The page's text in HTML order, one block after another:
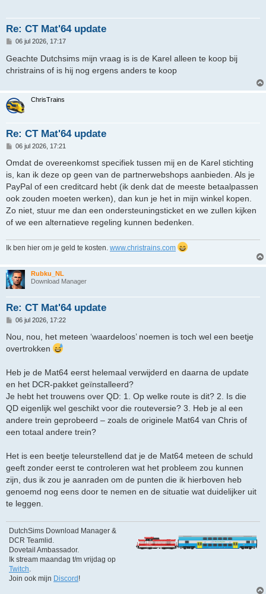
Re: CT Mat'64 update
B
r
c
06 jul 2026, 17:17
Geachte Dutchsims mijn vraag is is de Karel alleen te koop bij
christrains of is hij nog ergens anders te koop
ChrisTrains
Re: CT Mat'64 update
B
r
c
h
t
06 jul 2026, 17:21
Omdat de overeenkomst specifiek tussen mij en de Karel stichting
is, kan ik deze op geen van de partnerwebshops aanbieden. Als je
PayPal of een creditcard hebt (ik denk dat de meeste betaalpassen
ook zouden moeten werken), dan kun je het in mijn winkel kopen.
Zo niet, stuur me dan een ondersteuningsticket en we zullen kijken
of we een alternatieve regeling kunnen bedenken.
Ik ben hier om je geld te kosten. www.christrains.com
Rubku_NL
Download Manager
Re: CT Mat'64 update
B
r
c
06 jul 2026, 17:22
Nou, nou, het meteen ‘waardeloos’ noemen is toch wel een beetje
overtrokken
Heb je de Mat64 eerst helemaal verwijderd en daarna de update
en het DCR-pakket geïnstalleerd?
Je hebt het trouwens over QD: 1. Op welke route is dit? 2. Is die
QD eigenlijk wel geschikt voor die routeversie? 3. Heb je al een
andere trein geprobeerd – zoals de originele Mat64 van Chris of
een totaal andere trein?
Het is een beetje teleurstellend dat je de Mat64 meteen de schuld
geeft zonder eerst te controleren wat het probleem zou kunnen
zijn, dus ik zou je aanraden om de punten die ik hierboven heb
genoemd nog eens door te nemen en de situatie wat duidelijker uit
te leggen.
DutchSims Download Manager &
DCR Teamlid.
Dovetail Ambassador.
Ik stream maandag t/m vrijdag op
Twitch.
Join ook mijn Discord !